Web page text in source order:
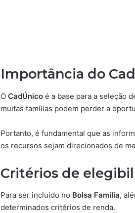
Importância do
O CadÚnico é a base para a seleção
muitas famílias podem perder a
Portanto, é fundamental que as
os recursos sejam direcionados de
Critérios de
Para ser incluído no Bolsa Família,
determinados critérios de renda.